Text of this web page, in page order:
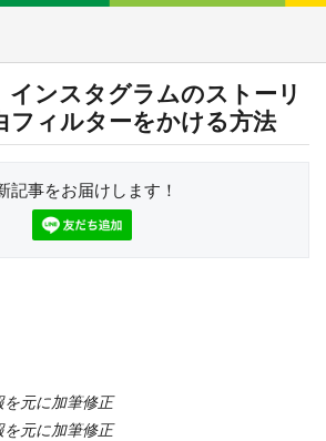
インスタグラムのストーリ
フィルターをかける方法
記事をお届けします！
元に加筆修正
元に加筆修正